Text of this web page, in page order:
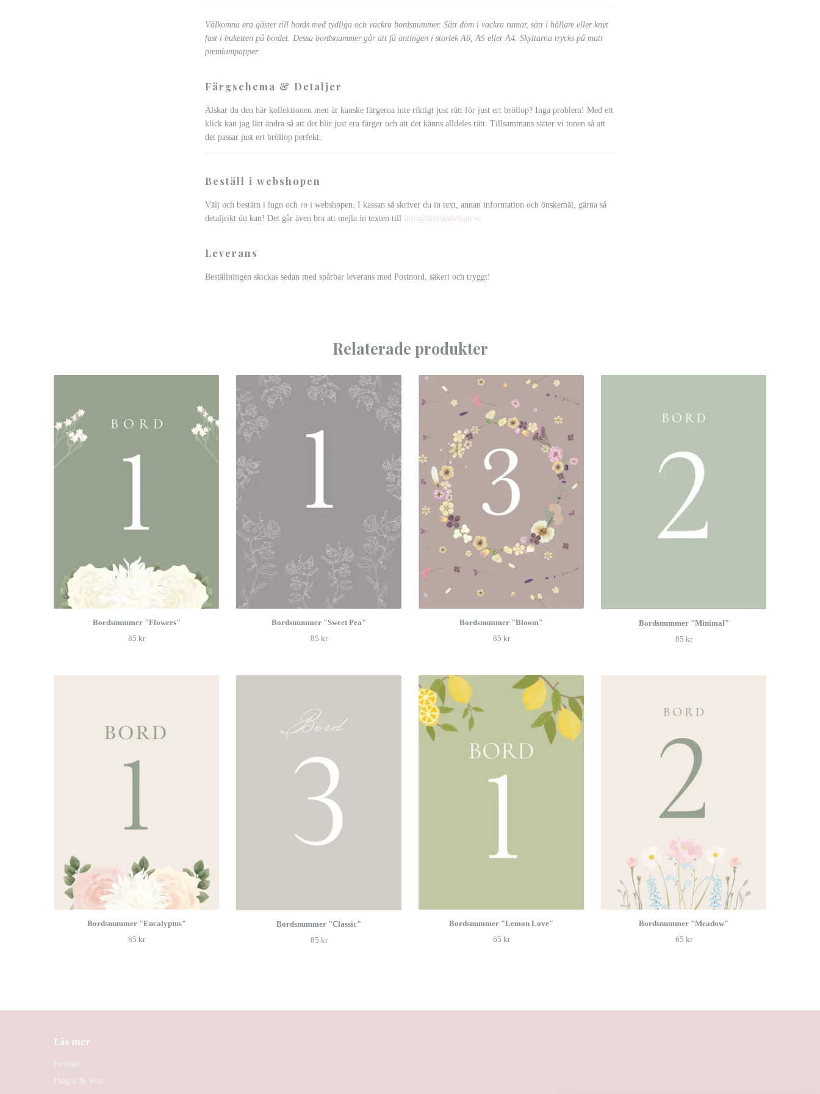
Välkomna era gäster till bords med tydliga och vackra bordsnummer. Sätt dom i vackra ramar, sätt i hållare eller knyt
fast i buketten på bordet. Dessa bordsnummer går att få antingen i storlek A6, A5 eller A4. Skyltarna trycks på matt
premiumpapper.
Färgschema & Detaljer
Älskar du den här kollektionen men är kanske färgerna inte riktigt just rätt för just ert bröllop? Inga problem! Med ett
klick kan jag lätt ändra så att det blir just era färger och att det känns alldeles rätt. Tillsammans sätter vi tonen så att
det passar just ert bröllop perfekt.
Beställ i webshopen
Välj och bestäm i lugn och ro i webshopen. I kassan så skriver du in text, annan information och önskemål, gärna så
detaljrikt du kan! Det går även bra att mejla in texten till info@didriksdesign.se.
Leverans
Beställningen skickas sedan med spårbar leverans med Postnord, säkert och tryggt!
Relaterade produkter
Bordsnummer "Flowers"
85 kr
Bordsnummer "Sweet Pea"
85 kr
Bordsnummer "Bloom"
85 kr
Bordsnummer "Minimal"
85 kr
Bordsnummer "Eucalyptus"
85 kr
Bordsnummer "Classic"
85 kr
Bordsnummer "Lemon Love"
65 kr
Bordsnummer "Meadow"
65 kr
Läs mer
Kontakt
Frågor & Svar